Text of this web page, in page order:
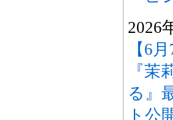
2026
【6
『
る』
ト公